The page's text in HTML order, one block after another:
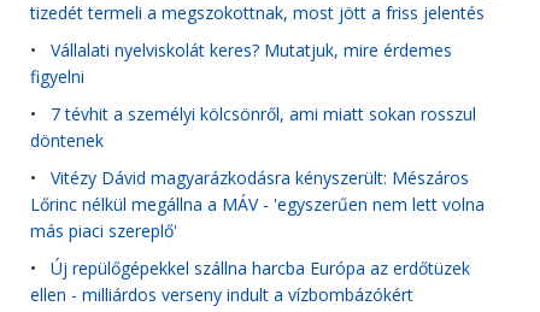
tizedét termeli a megszokottnak, most jött a friss jelentés
• Vállalati nyelviskolát keres? Mutatjuk, mire érdemes
figyelni
• 7 tévhit a személyi kölcsönről, ami miatt sokan rosszul
döntenek
• Vitézy Dávid magyarázkodásra kényszerült: Mészáros
Lőrinc nélkül megállna a MÁV - 'egyszerűen nem lett volna
más piaci szereplő'
• Új repülőgépekkel szállna harcba Európa az erdőtüzek
ellen - milliárdos verseny indult a vízbombázókért